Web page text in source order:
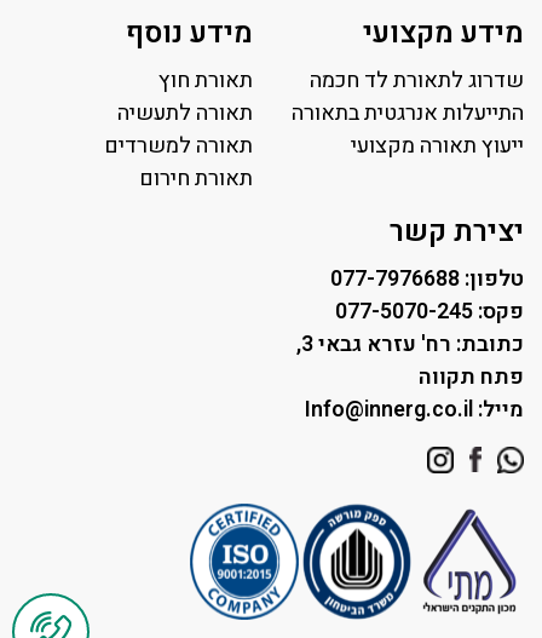
פאנל לד
פרופיל תאורה
תאורה לאולמות ספורט
תאורה למגרשי טניס
מידע מקצועי
שדרוג לתאורת לד חכמה
התייעלות אנרגטית בתאורה
ייעוץ תאורה מקצועי
מידע נוסף
תאורת חוץ
תאורה לתעשיה
תאורה למשרדים
תאורת חירום
יצירת קשר
טלפון: 077-7976688
פקס: 077-5070-245
כתובת: רח' עזרא גבאי 3,
פתח תקווה
מייל: Info@innerg.co.il